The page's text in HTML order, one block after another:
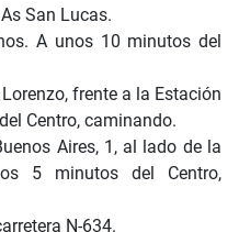
San Lucas.
A unos 10 minutos del
frente a la Estación
Centro, caminando.
Aires, 1, al lado de la
5 minutos del Centro,
N-634.